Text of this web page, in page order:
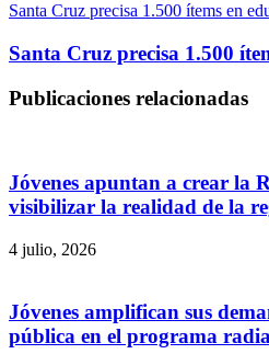
Santa Cruz precisa 1.500 ítems en
Santa Cruz precisa 1.500
Publicaciones relacionadas
Jóvenes apuntan a crear la
visibilizar la realidad de la
4 julio, 2026
Jóvenes amplifican sus
pública en el programa